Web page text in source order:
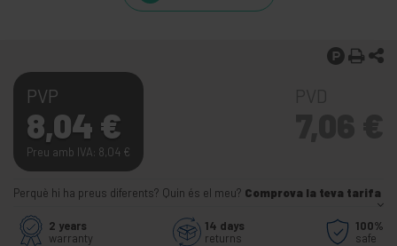
PVP
8,04 €
Preu amb IVA: 8,04 €
Perquè hi ha preus diferents? Quin és el meu? Comprova la teva tarifa
2 years
warranty
14 days
returns
100%
safe